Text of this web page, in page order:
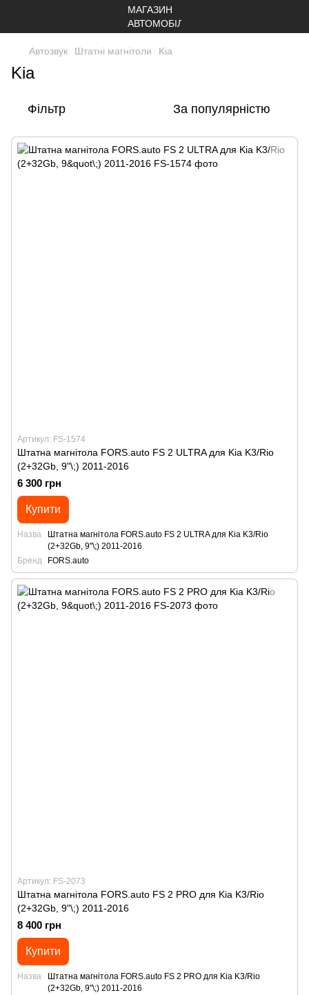
Автозвук Штатні магнітоли Kia
Kia
Фільтр За популярністю
Артикул: FS-1574
Штатна магнітола FORS.auto FS 2 ULTRA для Kia K3/Rio
(2+32Gb, 9"\;) 2011-2016
6 300 грн
Купити
Назва
Штатна магнітола FORS.auto FS 2 ULTRA для Kia K3/Rio
(2+32Gb, 9"\;) 2011-2016
Бренд
FORS.auto
Артикул: FS-2073
Штатна магнітола FORS.auto FS 2 PRO для Kia K3/Rio
(2+32Gb, 9"\;) 2011-2016
8 400 грн
Купити
Назва
Штатна магнітола FORS.auto FS 2 PRO для Kia K3/Rio
(2+32Gb, 9"\;) 2011-2016